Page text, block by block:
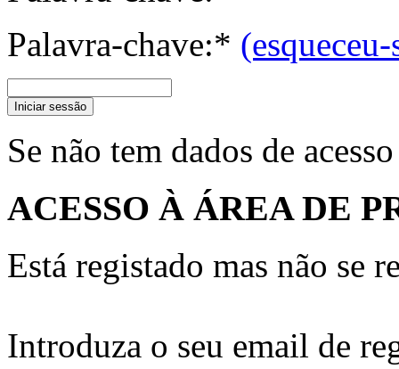
Palavra-chave:* (esqueceu-
Iniciar sessão
Se não tem dados de
ACESSO À ÁREA DE
Está registado mas não se
Introduza o seu email de